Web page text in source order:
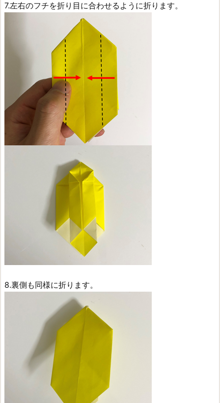
7.左右のフチを折り目に合わせるように折ります。
8.裏側も同様に折ります。